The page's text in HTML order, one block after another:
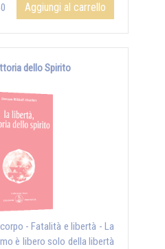
Aggiungi al carrello
dello Spirito
- Fatalità e libertà - La
è libero solo della libertà